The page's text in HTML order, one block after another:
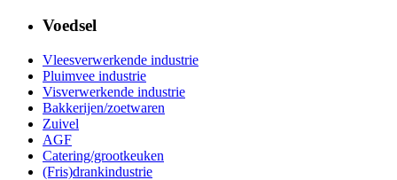
Voedsel
Vleesverwerkende industrie
Pluimvee industrie
Visverwerkende industrie
Bakkerijen/zoetwaren
Zuivel
AGF
Catering/grootkeuken
(Fris)drankindustrie